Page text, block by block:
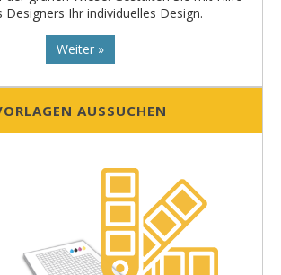
Designers Ihr individuelles Design.
Weiter »
AUSSUCHEN